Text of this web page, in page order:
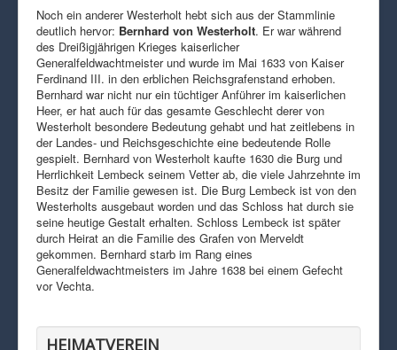
Noch ein anderer Westerholt hebt sich aus der Stammlinie
deutlich hervor: Bernhard von Westerholt. Er war während
des Dreißigjährigen Krieges kaiserlicher
Generalfeldwachtmeister und wurde im Mai 1633 von Kaiser
Ferdinand III. in den erblichen Reichsgrafenstand erhoben.
Bernhard war nicht nur ein tüchtiger Anführer im kaiserlichen
Heer, er hat auch für das gesamte Geschlecht derer von
Westerholt besondere Bedeutung gehabt und hat zeitlebens in
der Landes- und Reichsgeschichte eine bedeutende Rolle
gespielt. Bernhard von Westerholt kaufte 1630 die Burg und
Herrlichkeit Lembeck seinem Vetter ab, die viele Jahrzehnte im
Besitz der Familie gewesen ist. Die Burg Lembeck ist von den
Westerholts ausgebaut worden und das Schloss hat durch sie
seine heutige Gestalt erhalten. Schloss Lembeck ist später
durch Heirat an die Familie des Grafen von Merveldt
gekommen. Bernhard starb im Rang eines
Generalfeldwachtmeisters im Jahre 1638 bei einem Gefecht
vor Vechta.
HEIMATVEREIN